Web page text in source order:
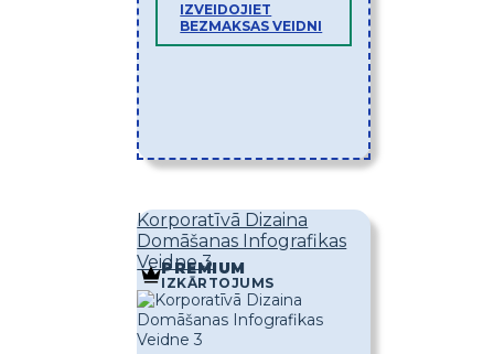
IZVEIDOJIET
BEZMAKSAS VEIDNI
Korporatīvā Dizaina
Domāšanas Infografikas
Veidne 3
PREMIUM
IZKĀRTOJUMS